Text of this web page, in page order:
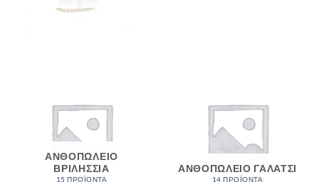
ΑΝΘΟΠΩΛΕΙΟ
ΒΡΙΛΗΣΣΙΑ
15 ΠΡΟΪΌΝΤΑ
ΑΝΘΟΠΩΛΕΙΟ ΓΑΛΑΤΣΙ
14 ΠΡΟΪΌΝΤΑ